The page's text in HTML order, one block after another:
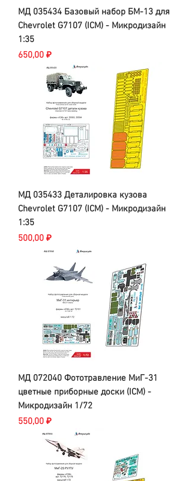
МД 035434 Базовый набор БМ-13 для
Chevrolet G7107 (ICM) - Микродизайн
1:35
Цена
650,00 ₽
МД 035433 Деталировка кузова
Chevrolet G7107 (ICM) - Микродизайн
1:35
Цена
500,00 ₽
МД 072040 Фототравление МиГ-31
цветные приборные доски (ICM) -
Микродизайн 1/72
Цена
550,00 ₽